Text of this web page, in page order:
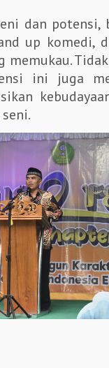
dan potensi,
up komedi,
ini juga